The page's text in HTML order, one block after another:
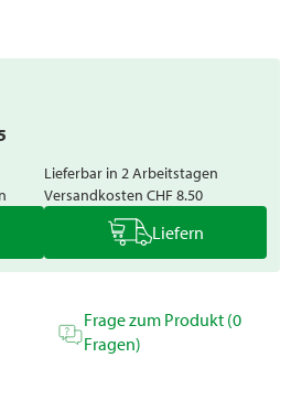
Lieferbar in 2 Arbeitstagen
Versandkosten CHF 8.50
Liefern
Frage zum Produkt (0
Fragen)